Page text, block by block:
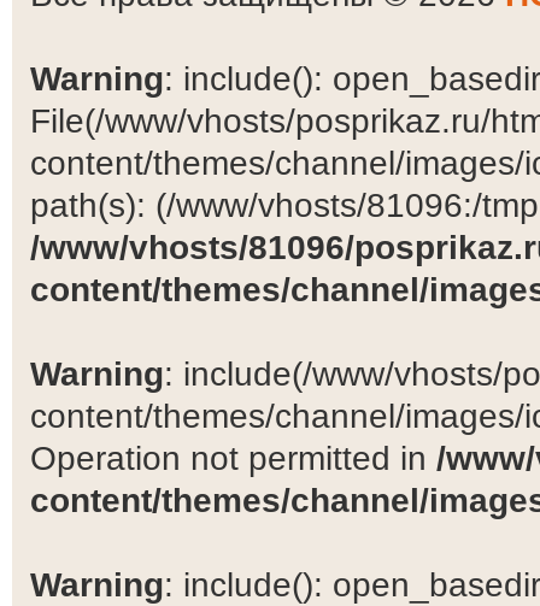
Warning: include():
File(/www/vhosts/posprikaz.ru/
content/themes/channel/
path(s): (/www/vhosts/81096:/
/www/vhosts/81096/
content/themes/channel/
Warning: include(/www/vhosts/
content/themes/channel/
Operation not permitted in /
content/themes/channel/
Warning: include():